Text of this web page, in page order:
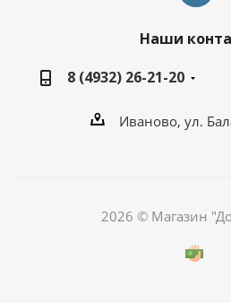
Наши
8 (4932) 26-21-20
Иваново, ул.
2026 © Магазин